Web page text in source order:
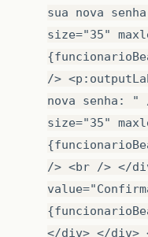
sua nova
size="35"
/>
nova senha: "
size="35"
/> <br /> </
</div> </div>